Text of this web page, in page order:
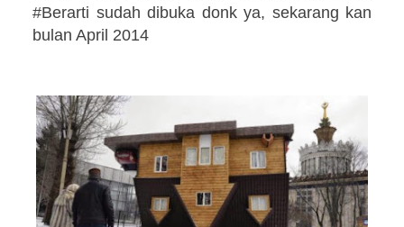
#Berarti sudah dibuka donk ya, sekarang kan
bulan April 2014